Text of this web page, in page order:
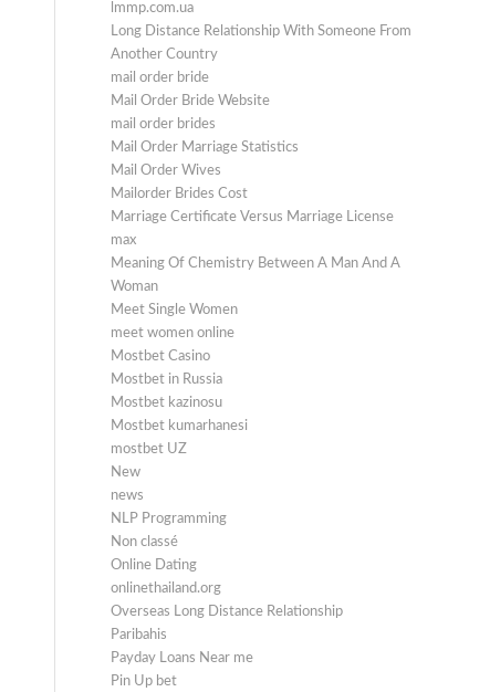
lmmp.com.ua
Long Distance Relationship With Someone From
Another Country
mail order bride
Mail Order Bride Website
mail order brides
Mail Order Marriage Statistics
Mail Order Wives
Mailorder Brides Cost
Marriage Certificate Versus Marriage License
max
Meaning Of Chemistry Between A Man And A
Woman
Meet Single Women
meet women online
Mostbet Casino
Mostbet in Russia
Mostbet kazinosu
Mostbet kumarhanesi
mostbet UZ
New
news
NLP Programming
Non classé
Online Dating
onlinethailand.org
Overseas Long Distance Relationship
Paribahis
Payday Loans Near me
Pin Up bet